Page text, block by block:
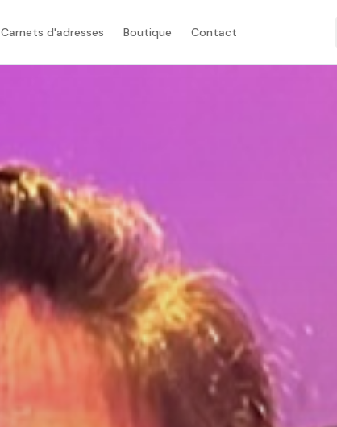
Carnets d'adresses Boutique Contact